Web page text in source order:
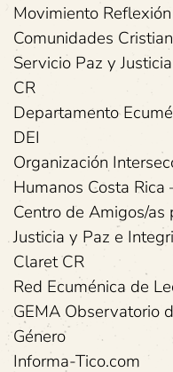
Movimiento
Comunidades
Servicio Paz y
CR
Departamento
DEI
Organización
Humanos Costa Rica
Centro de Amigos/as
Justicia y Paz e
Claret CR
Red Ecuménica de
GEMA Observatorio
Género
Informa-Tico.com